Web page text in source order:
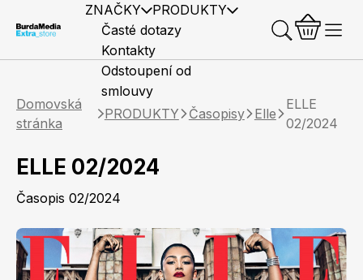
ZNAČKY PRODUKTY
Časté dotazy
Kontakty
Odstoupení od
smlouvy
Domovská
stránka
PRODUKTY Časopisy Elle
ELLE
02/2024
ELLE 02/2024
Časopis 02/2024